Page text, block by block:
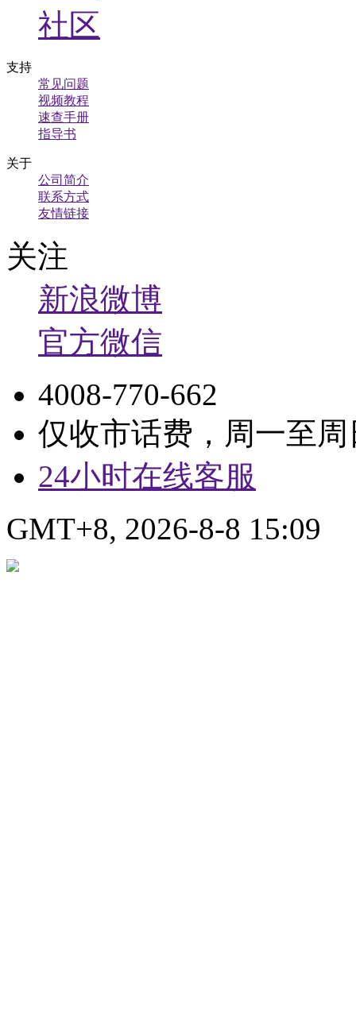
社区
支持
常见问题
视频教程
速查手册
指导书
关于
公司简介
联系方式
友情链接
关注
新浪微博
官方微信
4008-770-662
仅收市话费，周一至周
24小时在线客服
GMT+8, 2026-8-8 15:09